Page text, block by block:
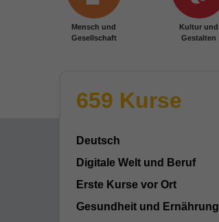
Mensch und
Gesellschaft
Kultur und
Gestalten
659 Kurse
Deutsch
Digitale Welt und Beruf
Erste Kurse vor Ort
Gesundheit und Ernährung